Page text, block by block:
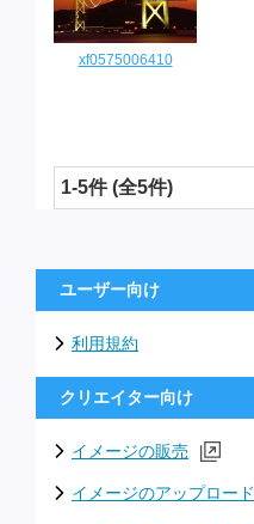
xf0575006410
1-5件 (全5件)
ユーザー向け
利用規約
クリエイター向け
イメージの販売
イメージのアップロード